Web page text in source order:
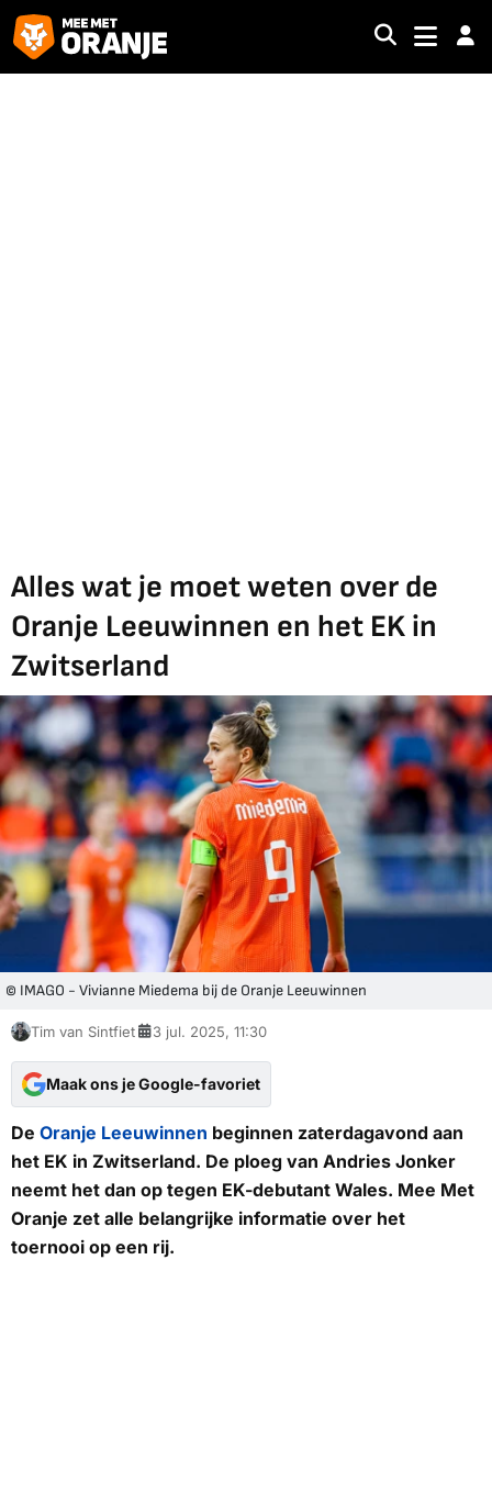
Alles wat je moet weten over de
Oranje Leeuwinnen en het EK in
Zwitserland
© IMAGO - Vivianne Miedema bij de Oranje Leeuwinnen
Tim van Sintfiet 3 jul. 2025, 11:30
Maak ons je Google-favoriet
De Oranje Leeuwinnen beginnen zaterdagavond aan
het EK in Zwitserland. De ploeg van Andries Jonker
neemt het dan op tegen EK-debutant Wales. Mee Met
Oranje zet alle belangrijke informatie over het
toernooi op een rij.